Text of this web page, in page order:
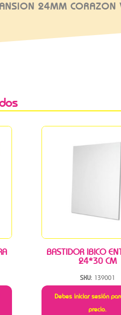
24MM CORAZON
BASTIDOR IBICO
24*30 CM
SKU: 139001
Debes iniciar sesión
precio.